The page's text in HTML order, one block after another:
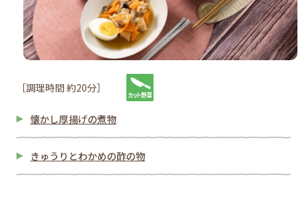
［調理時間 約20分］
懐かし厚揚げの煮物
きゅうりとわかめの酢の物